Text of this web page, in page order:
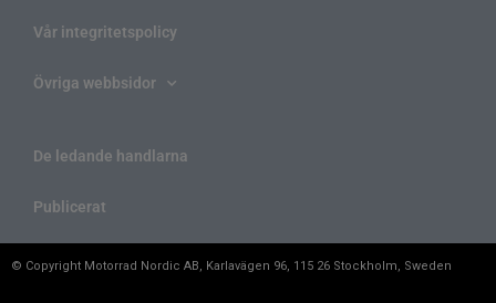
Vår integritetspolicy
Övriga webbsidor
De ledande handlarna
Publicerat
© Copyright Motorrad Nordic AB, Karlavägen 96, 115 26 Stockholm, Sweden